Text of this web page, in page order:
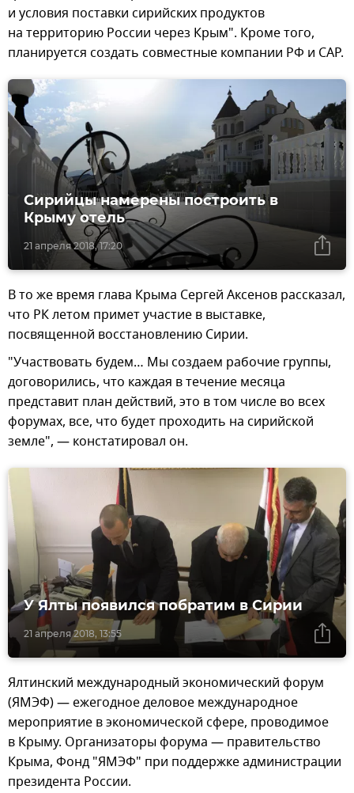
и условия поставки сирийских продуктов
на территорию России через Крым". Кроме того,
планируется создать совместные компании РФ и САР.
21 апреля 2018, 17:20
Сирийцы намерены построить в
Крыму отель
В то же время глава Крыма Сергей Аксенов рассказал,
что РК летом примет участие в выставке,
посвященной восстановлению Сирии.
"Участвовать будем… Мы создаем рабочие группы,
договорились, что каждая в течение месяца
представит план действий, это в том числе во всех
форумах, все, что будет проходить на сирийской
земле", — констатировал он.
21 апреля 2018, 13:55
У Ялты появился побратим в Сирии
Ялтинский международный экономический форум
(ЯМЭФ) — ежегодное деловое международное
мероприятие в экономической сфере, проводимое
в Крыму. Организаторы форума — правительство
Крыма, Фонд "ЯМЭФ" при поддержке администрации
президента России.